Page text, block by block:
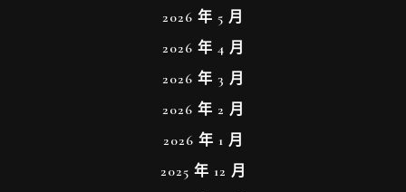
2026 年 5 月
2026 年 4 月
2026 年 3 月
2026 年 2 月
2026 年 1 月
2025 年 12 月